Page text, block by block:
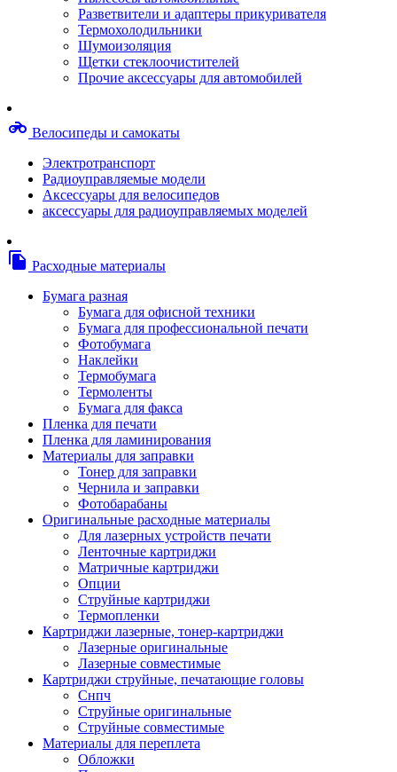
Степлерные скобы, скрепки
Термопленки
Термоузлы/печки/тэны
Тормозные площадки
Узлы/комплекты переноса изображений
Шлейфы
Баллоны со сжатым воздухом
Салфетки для чистки оргтехники
Скотч, фломастеры
Чистящие спреи, жидкости и пены
Картриджи для специализированных
Другие картриджи и твердые чернила
Картриджи и твердые чернила
Картриджи матричные, чернила
Расходные материалы для профессиональной
печати
Электрика
Изделия для прокладки кабеля и
Арматура кабельная/изоляционные
материалы
Гильза соединительная для
алюминиевых проводников под
опрессовку
проводников под опрессовку
Гильза соединительная со
болтами
Заглушка термоусадочная
ответвительный
Муфта кабельная концевая
Муфта кабельная соединительная
Наконечник быстроразмыкаемый
Наконечник кабельный со
Наконечник кабельный трубчатый
медных проводников
Наконечник обжимной кабельный
Разветвители и адаптеры прикуривателя
Термохолодильники
Шумоизоляция
Щетки стеклоочистителей
Прочие аксессуары для автомобилей
motorcycle Велосипеды и самокаты
Электротранспорт
Радиоуправляемые модели
Аксессуары для велосипедов
аксессуары для радиоуправляемых моделей
file_copy Расходные материалы
Бумага разная
Бумага для офисной техники
Бумага для профессиональной печати
Фотобумага
Наклейки
Термобумага
Термоленты
Бумага для факса
Пленка для печати
Пленка для ламинирования
Материалы для заправки
Тонер для заправки
Чернила и заправки
Фотобарабаны
Оригинальные расходные материалы
Для лазерных устройств печати
Ленточные картриджи
Матричные картриджи
Опции
Струйные картриджи
Термопленки
Картриджи лазерные, тонер-картриджи
Лазерные оригинальные
Лазерные совместимые
Картриджи струйные, печатающие головы
Снпч
Струйные оригинальные
Струйные совместимые
Материалы для переплета
Обложки